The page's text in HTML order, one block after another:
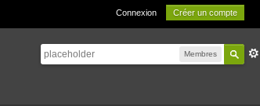
Connexion Créer un compte
Membres